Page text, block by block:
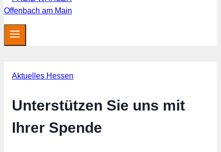
Aktuelles Hessen
Unterstützen Sie uns mit
Ihrer Spende